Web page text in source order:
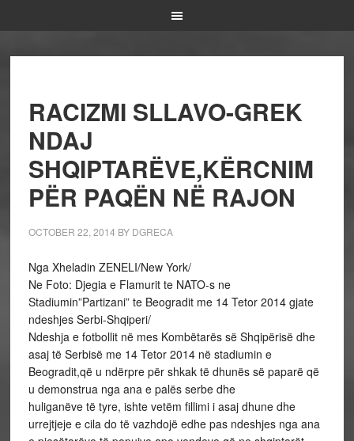
RACIZMI SLLAVO-GREK
NDAJ
SHQIPTARËVE,KËRCNIM
PËR PAQËN NË RAJON
OCTOBER 22, 2014 BY DGRECA
Nga Xheladin ZENELI/New York/
Ne Foto: Djegia e Flamurit te NATO-s ne
Stadiumin”Partizani” te Beogradit me 14 Tetor 2014 gjate
ndeshjes Serbi-Shqiperi/
Ndeshja e fotbollit në mes Kombëtarës së Shqipërisë dhe
asaj të Serbisë me 14 Tetor 2014 në stadiumin e
Beogradit,që u ndërpre për shkak të dhunës së paparë që
u demonstrua nga ana e palës serbe dhe
huliganëve të tyre, ishte vetëm fillimi i asaj dhune dhe
urrejtjeje e cila do të vazhdojë edhe pas ndeshjes nga ana